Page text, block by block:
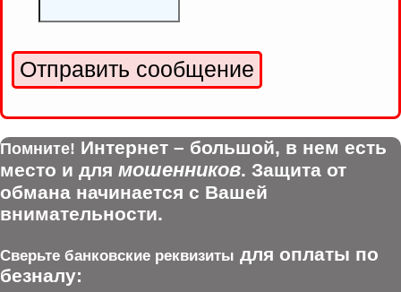
Помните! Интернет – большой, в нем есть
место и для мошенников. Защита от
обмана начинается с Вашей
внимательности.
Сверьте банковские реквизиты для оплаты по
безналу: